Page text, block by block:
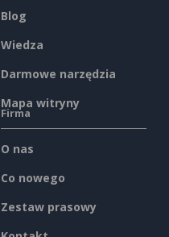
Blog
Wiedza
Darmowe narzędzia
Mapa witryny
Firma
O nas
Co nowego
Zestaw prasowy